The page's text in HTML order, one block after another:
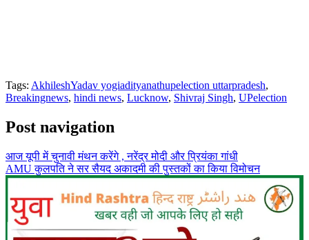
Tags: AkhileshYadav yogiadityanathupelection uttarpradesh,
Breakingnews, hindi news, Lucknow, Shivraj Singh, UPelection
Post navigation
आज यूपी में चुनावी मंथन करेंगे , नरेंद्र मोदी और प्रियंका गांधी
AMU कुलपति ने सर सैयद अकादमी की पुस्तकों का किया विमोचन